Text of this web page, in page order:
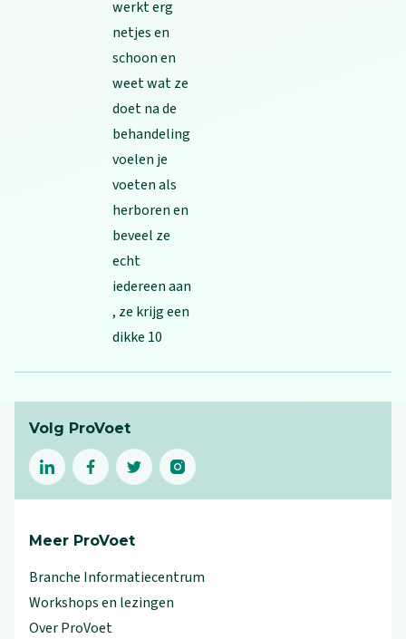
werkt erg
netjes en
schoon en
weet wat ze
doet na de
behandeling
voelen je
voeten als
herboren en
beveel ze
echt
iedereen aan
, ze krijg een
dikke 10
Footer
Volg ProVoet
linkedin (Let op uitgaande link)
facebook(Let op uitgaande link)
twitter(Let op uitgaande link)
instagram
Meer ProVoet
Branche Informatiecentrum
Workshops en lezingen
Over ProVoet